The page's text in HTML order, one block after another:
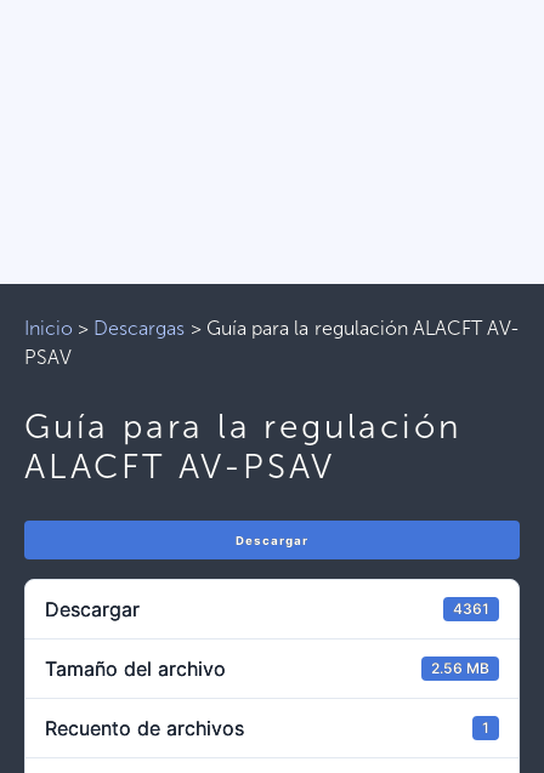
Inicio > Descargas > Guía para la regulación ALACFT AV-
PSAV
Guía para la regulación
ALACFT AV-PSAV
Descargar
Descargar 4361
Tamaño del archivo 2.56 MB
Recuento de archivos 1